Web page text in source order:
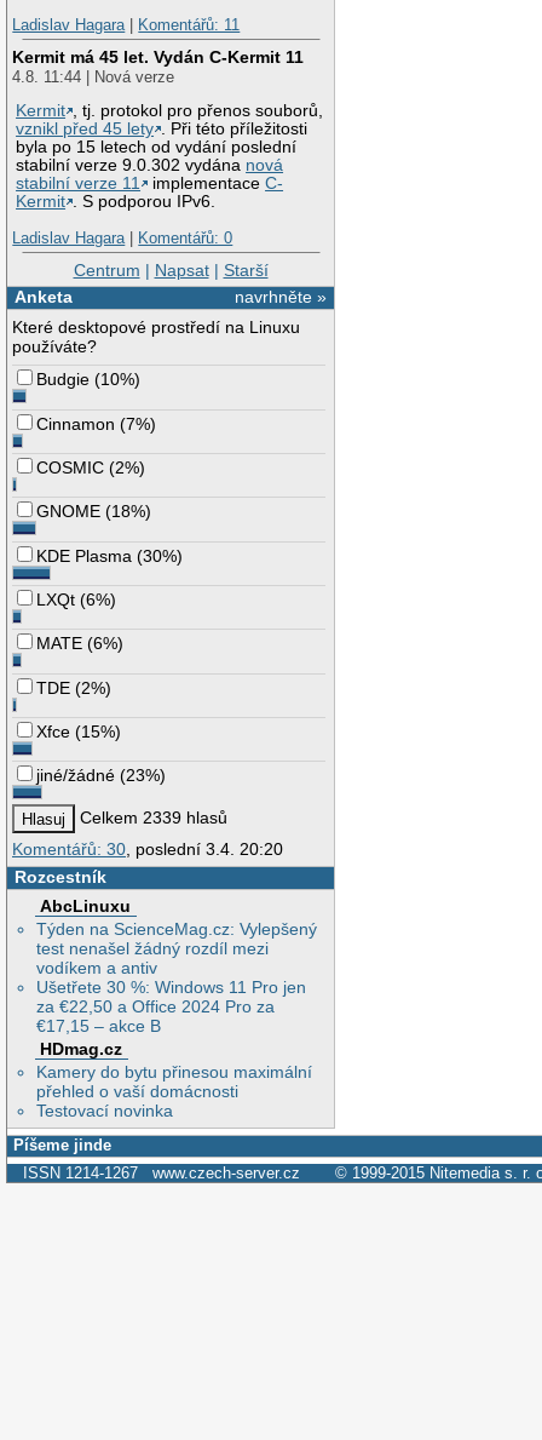
Ladislav Hagara| Komentářů: 11
Kermit má 45 let. Vydán C-Kermit 11
4.8. 11:44 | Nová verze
Kermit , tj. protokol pro přenos souborů,
vznikl před 45 lety . Při této příležitosti
byla po 15 letech od vydání poslední
stabilní verze 9.0.302 vydána nová
stabilní verze 11
implementaceC-
Kermit . S podporou IPv6.
Ladislav Hagara| Komentářů: 0
Centrum | Napsat| Starší
navrhněte »
Anketa
Které desktopové prostředí na Linuxu
používáte?
Budgie (10%)
Cinnamon (7%)
COSMIC (2%)
GNOME (18%)
KDE Plasma (30%)
LXQt (6%)
MATE (6%)
TDE (2%)
Xfce (15%)
jiné/žádné (23%)
Celkem 2339 hlasů
Komentářů: 30 , poslední 3.4. 20:20
Rozcestník
AbcLinuxu
Týden na ScienceMag.cz: Vylepšený
test nenašel žádný rozdíl mezi
vodíkem a antiv
Ušetřete 30 %: Windows 11 Pro jen
za €22,50 a Office 2024 Pro za
€17,15 – akce B
HDmag.cz
Kamery do bytu přinesou maximální
přehled o vaší domácnosti
Testovací novinka
Píšeme jinde
ISSN 1214-1267 www.czech-server.cz © 1999-2015 Nitemedia s. r.